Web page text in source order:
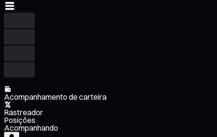
Acompanhamento de carteira
Rastreador
Posições
Acompanhando